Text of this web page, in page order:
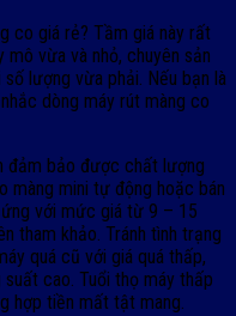
co giá rẻ? Tầm giá này rất
mô vừa và nhỏ, chuyên sản
lượng vừa phải. Nếu bạn là
dòng máy rút màng co
đảm bảo được chất lượng
màng mini tự động hoặc bán
với mức giá từ 9 – 15
tham khảo. Tránh tình trạng
quá cũ với giá quá thấp,
cao. Tuổi thọ máy thấp
hợp tiền mất tật mang.